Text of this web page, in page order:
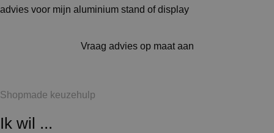
advies voor mijn aluminium stand of display
Vraag advies op maat aan
Shopmade keuzehulp
Ik wil ...